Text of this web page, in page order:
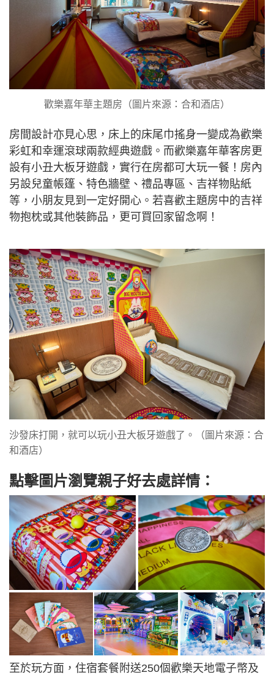
歡樂嘉年華主題房（圖片來源：合和酒店）
房間設計亦見心思，床上的床尾巾搖身一變成為歡樂
彩虹和幸運滾球兩款經典遊戲。而歡樂嘉年華客房更
設有小丑大板牙遊戲，實行在房都可大玩一餐！房內
另設兒童帳篷、特色牆壁、禮品專區、吉祥物貼紙
等，小朋友見到一定好開心。若喜歡主題房中的吉祥
物抱枕或其他裝飾品，更可買回家留念啊！
沙發床打開，就可以玩小丑大板牙遊戲了。（圖片來源：合
和酒店）
點擊圖片瀏覽親子好去處詳情：
至於玩方面，住宿套餐附送250個歡樂天地電子幣及